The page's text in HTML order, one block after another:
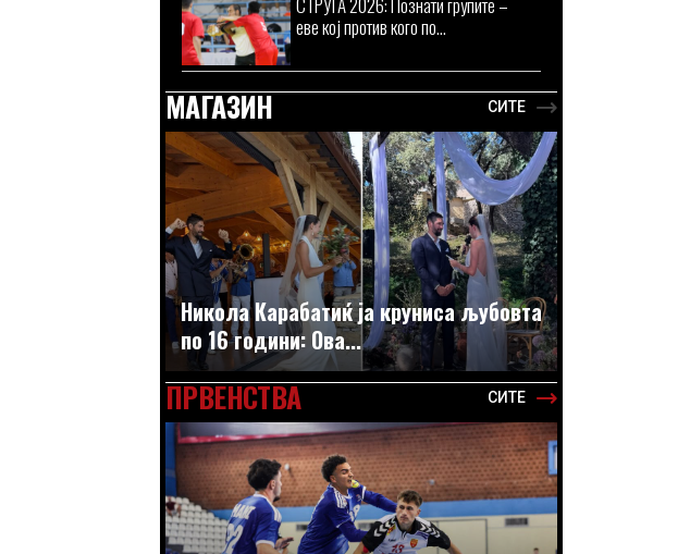
еве кој против кого по...
МАГАЗИН СИТЕ
Никола Карабатиќ ја круниса љубовта
по 16 години: Ова...
ПРВЕНСТВА СИТЕ